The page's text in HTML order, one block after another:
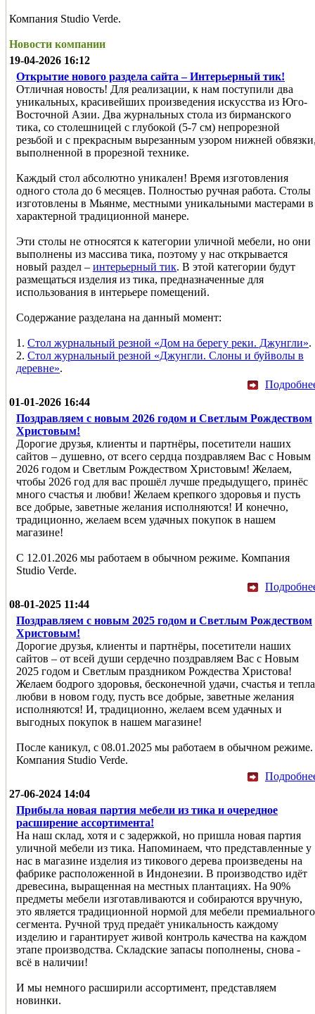
Компания Studio Verde.
Новости компании
19-04-2026 16:12
Открытие нового раздела сайта – Интерьерный тик!
Отличная новость! Для реализации, к нам поступили два
уникальных, красивейших произведения искусства из Юго-
Восточной Азии. Два журнальных стола из бирманского
тика, со столешницей с глубокой (5-7 см) непрорезной
резьбой и с прекрасным вырезанным узором нижней
выполненной в прорезной технике.
Каждый стол абсолютно уникален! Время изготовления
одного стола до 6 месяцев. Полностью ручная работа. Столы
изготовлены в Мьянме, местными уникальными мастерами в
характерной традиционной манере.
Эти столы не относятся к категории уличной мебели, но они
выполнены из массива тика, поэтому у нас открывается
новый раздел – интерьерный тик. В этой категории будут
размещаться изделия из тика, предназначенные для
использования в интерьере помещений.
Содержание разделана на данный момент:
1. Стол журнальный резной «Дом на берегу реки. Джунгли».
2. Стол журнальный резной «Джунгли. Слоны и буйволы в
деревне».
01-01-2026 16:44
Поздравляем с новым 2026 годом и Светлым Рождеством
Христовым!
Дорогие друзья, клиенты и партнёры, посетители наших
сайтов – душевно, от всего сердца поздравляем Вас с Новым
2026 годом и Светлым Рождеством Христовым! Желаем,
чтобы 2026 год для вас прошёл лучше предыдущего, принёс
много счастья и любви! Желаем крепкого здоровья и пусть
все добрые, заветные желания исполняются! И конечно,
традиционно, желаем всем удачных покупок в нашем
магазине!
С 12.01.2026 мы работаем в обычном режиме. Компания
Studio Verde.
08-01-2025 11:44
Поздравляем с новым 2025 годом и Светлым Рождеством
Христовым!
Дорогие друзья, клиенты и партнёры, посетители наших
сайтов – от всей души сердечно поздравляем Вас с Новым
2025 годом и Светлым праздником Рождества Христова!
Желаем бодрого здоровья, бесконечной удачи, счастья и тепла
любви в новом году, пусть все добрые, заветные желания
исполняются! И, традиционно, желаем всем удачных и
выгодных покупок в нашем магазине!
После каникул, с 08.01.2025 мы работаем в обычном режиме.
Компания Studio Verde.
27-06-2024 14:04
Прибыла новая партия мебели из тика и очередное
расширение ассортимента!
На наш склад, хотя и с задержкой, но пришла новая партия
уличной мебели из тика. Напоминаем, что представленные у
нас в магазине изделия из тикового дерева произведены на
фабрике расположенной в Индонезии. В производство идёт
древесина, выращенная на местных плантациях. На 90%
предметы мебели изготавливаются и собираются вручную,
это является традиционной нормой для мебели премиального
сегмента. Ручной труд предаёт уникальность каждому
изделию и гарантирует живой контроль качества на каждом
этапе производства. Складские запасы пополнены, снова -
всё в наличии!
И мы немного расширили ассортимент, представляем
новинки.